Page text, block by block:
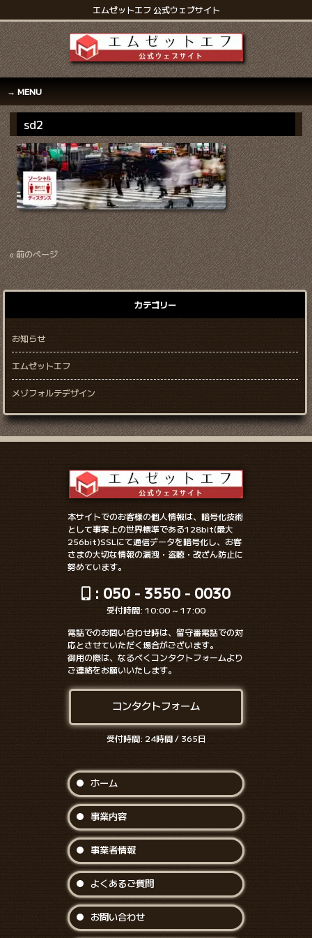
エムゼットエフ 公式ウェブサイト
MENU
sd2
« 前のページ
カテゴリー
お知らせ
エムゼットエフ
メゾフォルテデザイン
本サイトでのお客様の個人情報は、暗号化技術
として事実上の世界標準である128bit(最大
256bit)SSLにて通信データを暗号化し、お客
さまの大切な情報の漏洩・盗聴・改ざん防止に
努めています。
: 050 - 3550 - 0030
受付時間: 10:00 ~ 17:00
電話でのお問い合わせ時は、留守番電話での対
応とさせていただく場合がございます。
御用の際は、なるべくコンタクトフォームより
ご連絡をお願いいたします。
コンタクトフォーム
受付時間: 24時間 / 365日
ホーム
事業内容
事業者情報
よくあるご質問
お問い合わせ